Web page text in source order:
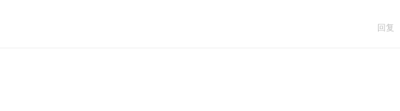
回复